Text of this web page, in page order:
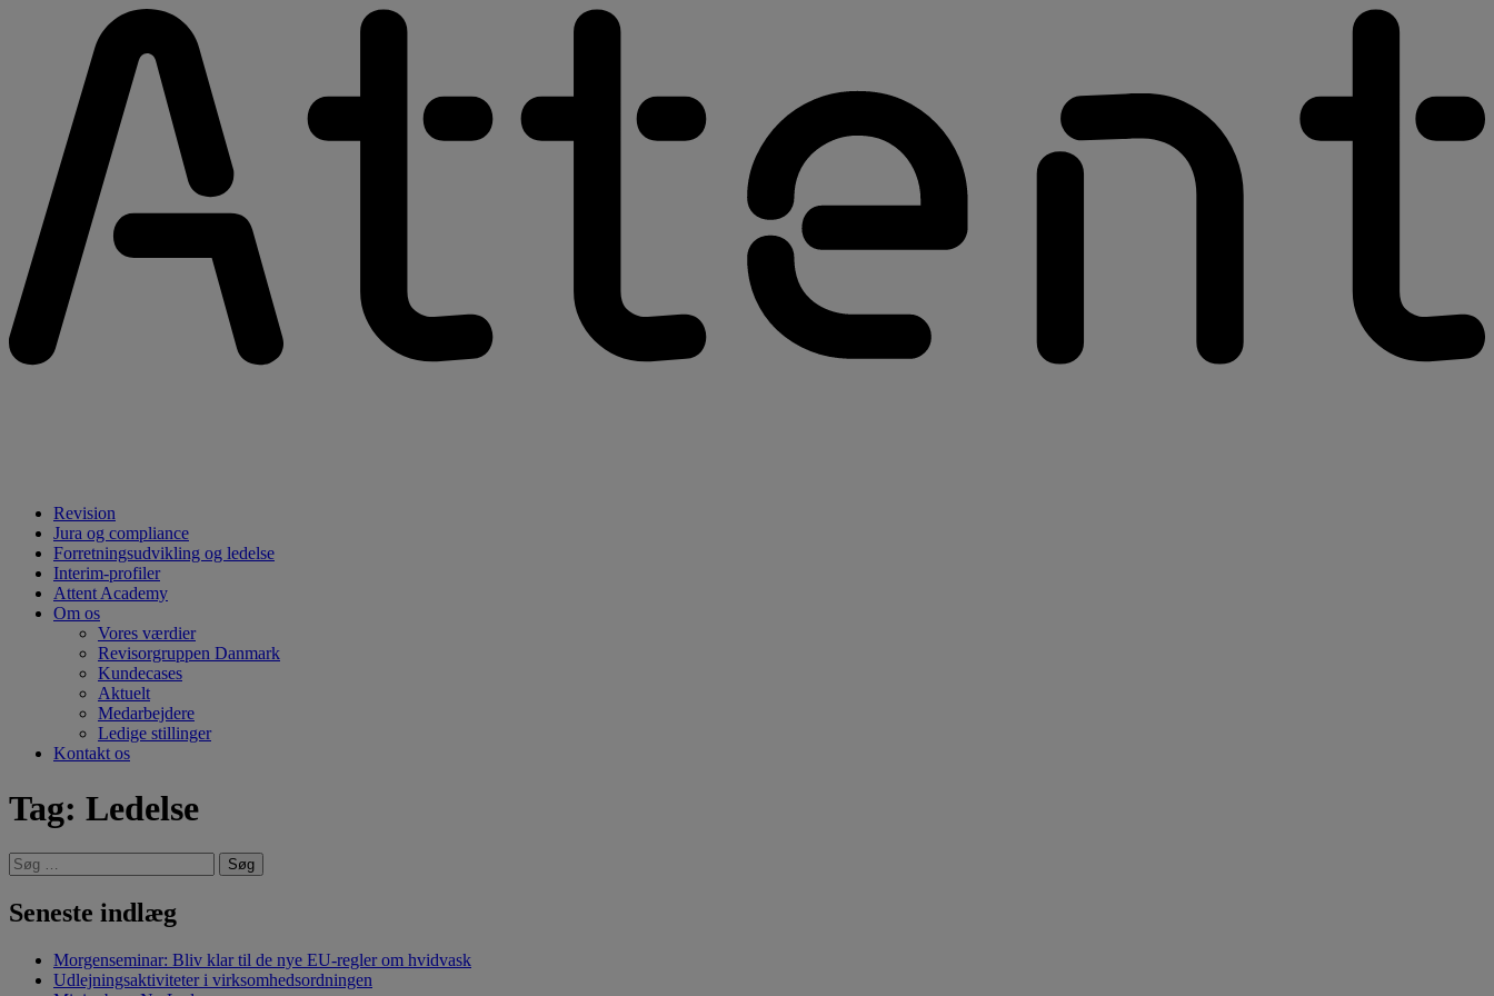
Revision
Jura og compliance
Forretningsudvikling og ledelse
Interim-profiler
Attent Academy
Om os
Vores værdier
Revisorgruppen Danmark
Kundecases
Aktuelt
Medarbejdere
Ledige stillinger
Kontakt os
Tag: Ledelse
Søg
efter:
Seneste indlæg
Morgenseminar: Bliv klar til de nye EU-regler om hvidvask
Udlejningsaktiviteter i virksomhedsordningen